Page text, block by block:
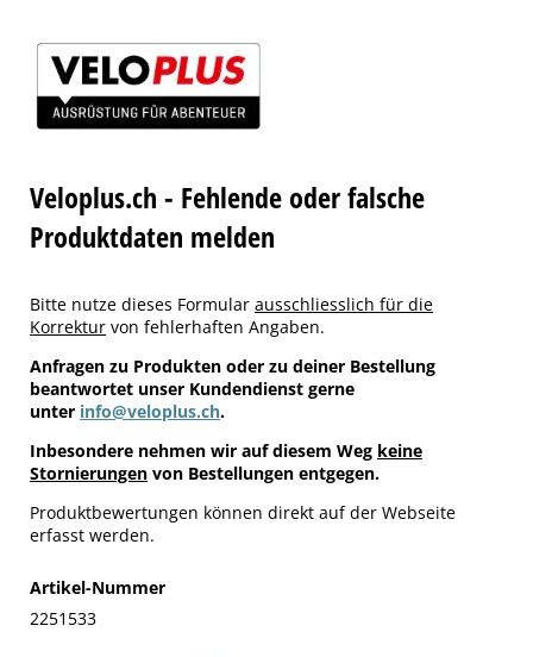
Veloplus.ch - Fehlende oder falsche
Produktdaten melden
Bitte nutze dieses Formular ausschliesslich für die
Korrektur von fehlerhaften Angaben.
Anfragen zu Produkten oder zu deiner Bestellung
beantwortet unser Kundendienst gerne
unter info@veloplus.ch.
Inbesondere nehmen wir auf diesem Weg keine
Stornierungen von Bestellungen entgegen.
Produktbewertungen können direkt auf der Webseite
erfasst werden.
Artikel-Nummer
2251533